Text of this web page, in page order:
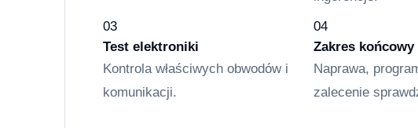
03
Test elektroniki
Kontrola właściwych obwodów i
komunikacji.
04
Zakres końcowy
Naprawa,
zalecenie